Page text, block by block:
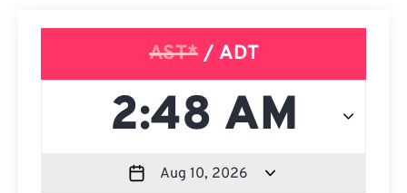
AST*/ ADT